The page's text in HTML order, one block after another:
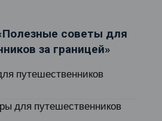
советы для
за границей»
путешественников
для путешественников